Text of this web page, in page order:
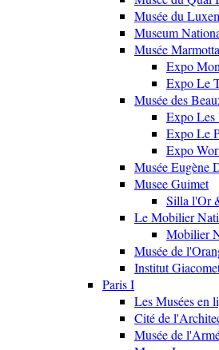
Musée du
Museum
Musée
Expo
Expo Le
Musée des
Expo Les
Expo Le
Expo
Musée Eugène
Musee Guimet
Silla l'Or
Le Mobilier
Mobilier
Musée de
Institut
Paris I
Les Musées en
Cité de
Musée de